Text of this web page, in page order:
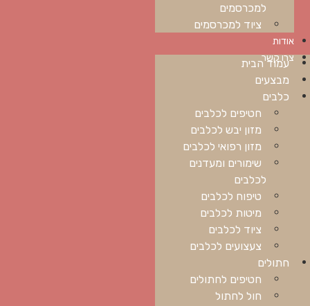
למכרסמים
ציוד למכרסמים
אודות
צרו קשר
עמוד הבית
מבצעים
כלבים
חטיפים לכלבים
מזון יבש לכלבים
מזון רפואי לכלבים
שימורים ומעדנים
לכלבים
טיפוח לכלבים
מיטות לכלבים
ציוד לכלבים
צעצועים לכלבים
חתולים
חטיפים לחתולים
חול לחתול